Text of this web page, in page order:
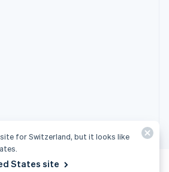
for Switzerland, but it looks like
States site